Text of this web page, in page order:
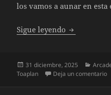
los vamos a aunar en esta
Sigue leyendo Últimos
Publicado
el
31 diciembre, 2025
Toaplan
Deja un comentario